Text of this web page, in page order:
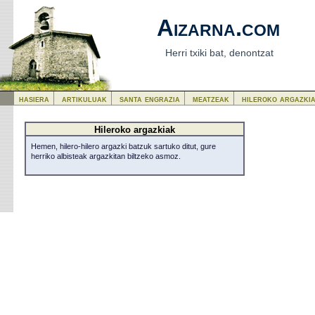
Aizarna.com
Herri txiki bat, denontzat
Hileroko argazkiak
Hemen, hilero-hilero argazki batzuk sartuko ditut, gure
herriko albisteak argazkitan biltzeko asmoz.
hasiera artikuluak santa engrazia meatzeak hileroko